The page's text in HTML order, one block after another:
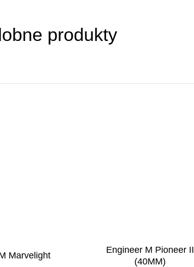
produkty
Marvelight
Engineer M Pioneer II
(40MM)